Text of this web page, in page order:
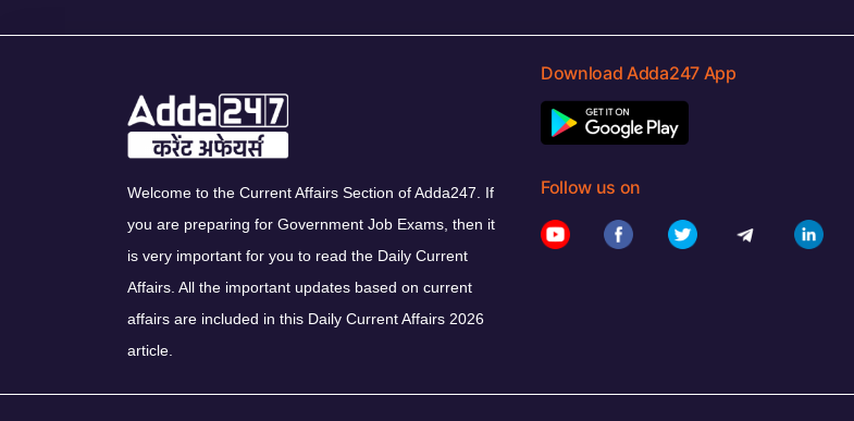
Welcome to the Current Affairs Section of Adda247. If
you are preparing for Government Job Exams, then it
is very important for you to read the Daily Current
Affairs. All the important updates based on current
affairs are included in this Daily Current Affairs 2026
article.
Download Adda247 App
Follow us on